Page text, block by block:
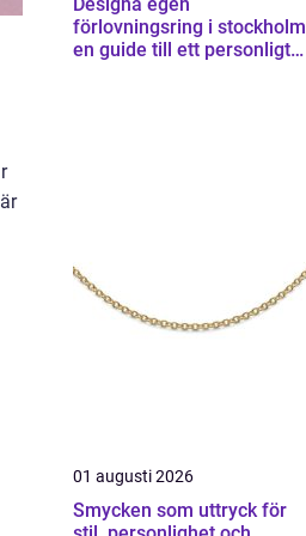
förlovningsring i stockholm
en guide till ett personligt
01 augusti 2026
Smycken som uttryck för